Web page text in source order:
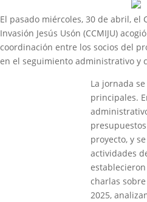
El pasado miércoles, 30 de abril, el
Invasión Jesús Usón (CCMIJU)
coordinación entre los socios del
en el seguimiento administrativo y
La jornada
principales.
proyecto, y
actividades
charlas
2025,